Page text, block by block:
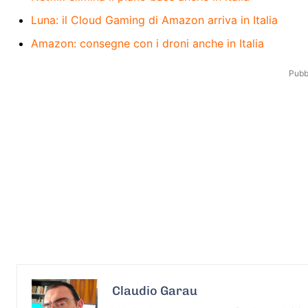
Luna: il Cloud Gaming di Amazon arriva in Italia
Amazon: consegne con i droni anche in Italia
Claudio Garau